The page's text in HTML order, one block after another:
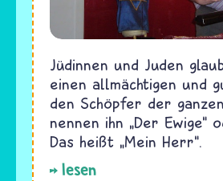
Jüdinnen und Juden
einen allmächtigen und
den Schöpfer der
nennen ihn „Der Ewige“
Das heißt „Mein Herr“.
lesen